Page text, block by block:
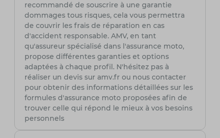
recommandé de souscrire à une garantie
dommages tous risques, cela vous permettra
de couvrir les frais de réparation en cas
d'accident responsable. AMV, en tant
qu'assureur spécialisé dans l'assurance moto,
propose différentes garanties et options
adaptées à chaque profil. N'hésitez pas à
réaliser un devis sur amv.fr ou nous contacter
pour obtenir des informations détaillées sur les
formules d'assurance moto proposées afin de
trouver celle qui répond le mieux à vos besoins
personnels